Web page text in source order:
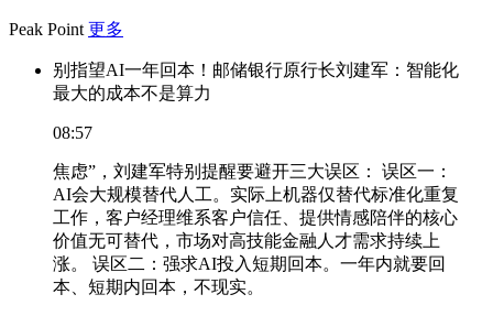
Peak Point 更多
别指望AI一年回本！邮储银行原行长刘建军：智能化
最大的成本不是算力
08:57
焦虑”，刘建军特别提醒要避开三大误区： 误区一：
AI会大规模替代人工。实际上机器仅替代标准化重复
工作，客户经理维系客户信任、提供情感陪伴的核心
价值无可替代，市场对高技能金融人才需求持续上
涨。 误区二：强求AI投入短期回本。一年内就要回
本、短期内回本，不现实。